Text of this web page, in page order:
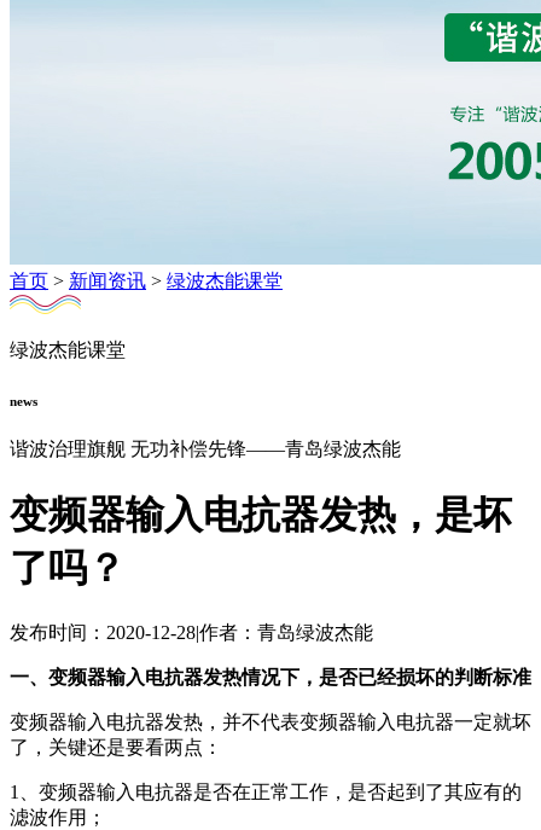
首页 > 新闻资讯 > 绿波杰能课堂
绿波杰能课堂
news
谐波治理旗舰 无功补偿先锋——青岛绿波杰能
变频器输入电抗器发热，是坏
了吗？
发布时间：2020-12-28|作者：青岛绿波杰能
一、变频器输入电抗器发热情况下，是否已经损坏的判断标准
变频器输入电抗器发热，并不代表变频器输入电抗器一定就坏
了，关键还是要看两点：
1、变频器输入电抗器是否在正常工作，是否起到了其应有的
滤波作用；